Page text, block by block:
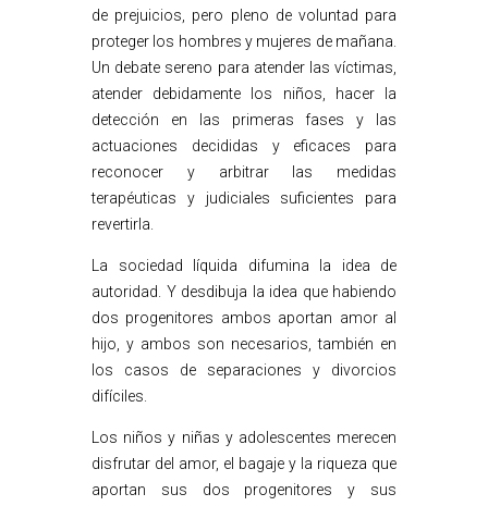
de prejuicios, pero pleno de voluntad para
proteger los hombres y mujeres de mañana.
Un debate sereno para atender las víctimas,
atender debidamente los niños, hacer la
detección en las primeras fases y las
actuaciones decididas y eficaces para
reconocer y arbitrar las medidas
terapéuticas y judiciales suficientes para
revertirla.
La sociedad líquida difumina la idea de
autoridad. Y desdibuja la idea que habiendo
dos progenitores ambos aportan amor al
hijo, y ambos son necesarios, también en
los casos de separaciones y divorcios
difíciles.
Los niños y niñas y adolescentes merecen
disfrutar del amor, el bagaje y la riqueza que
aportan sus dos progenitores y sus